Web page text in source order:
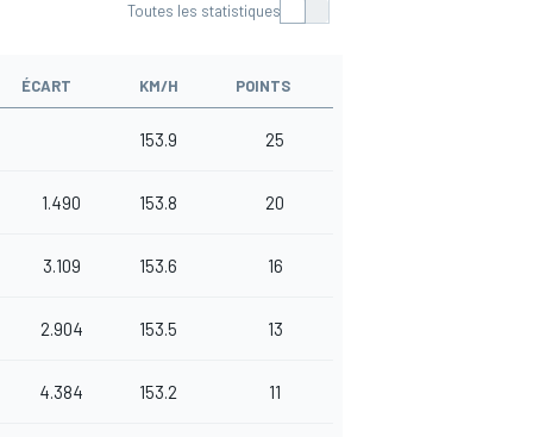
Toutes les statistiques
ÉCART KM/H POINTS
153.9 25
1.490 153.8 20
3.109 153.6 16
2.904 153.5 13
4.384 153.2 11